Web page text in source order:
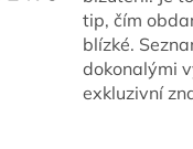
tip, čím
blízké.
dokonalými
exkluzivní